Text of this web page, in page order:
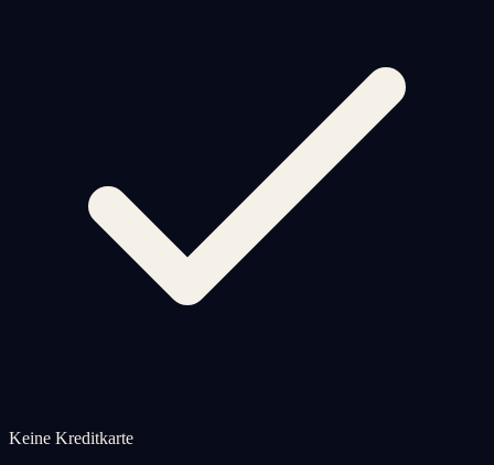
Keine Kreditkarte